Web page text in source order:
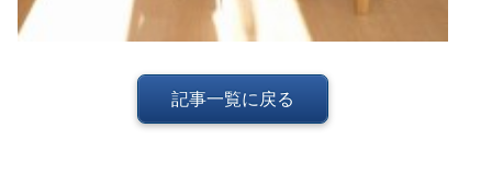
記事一覧に戻る